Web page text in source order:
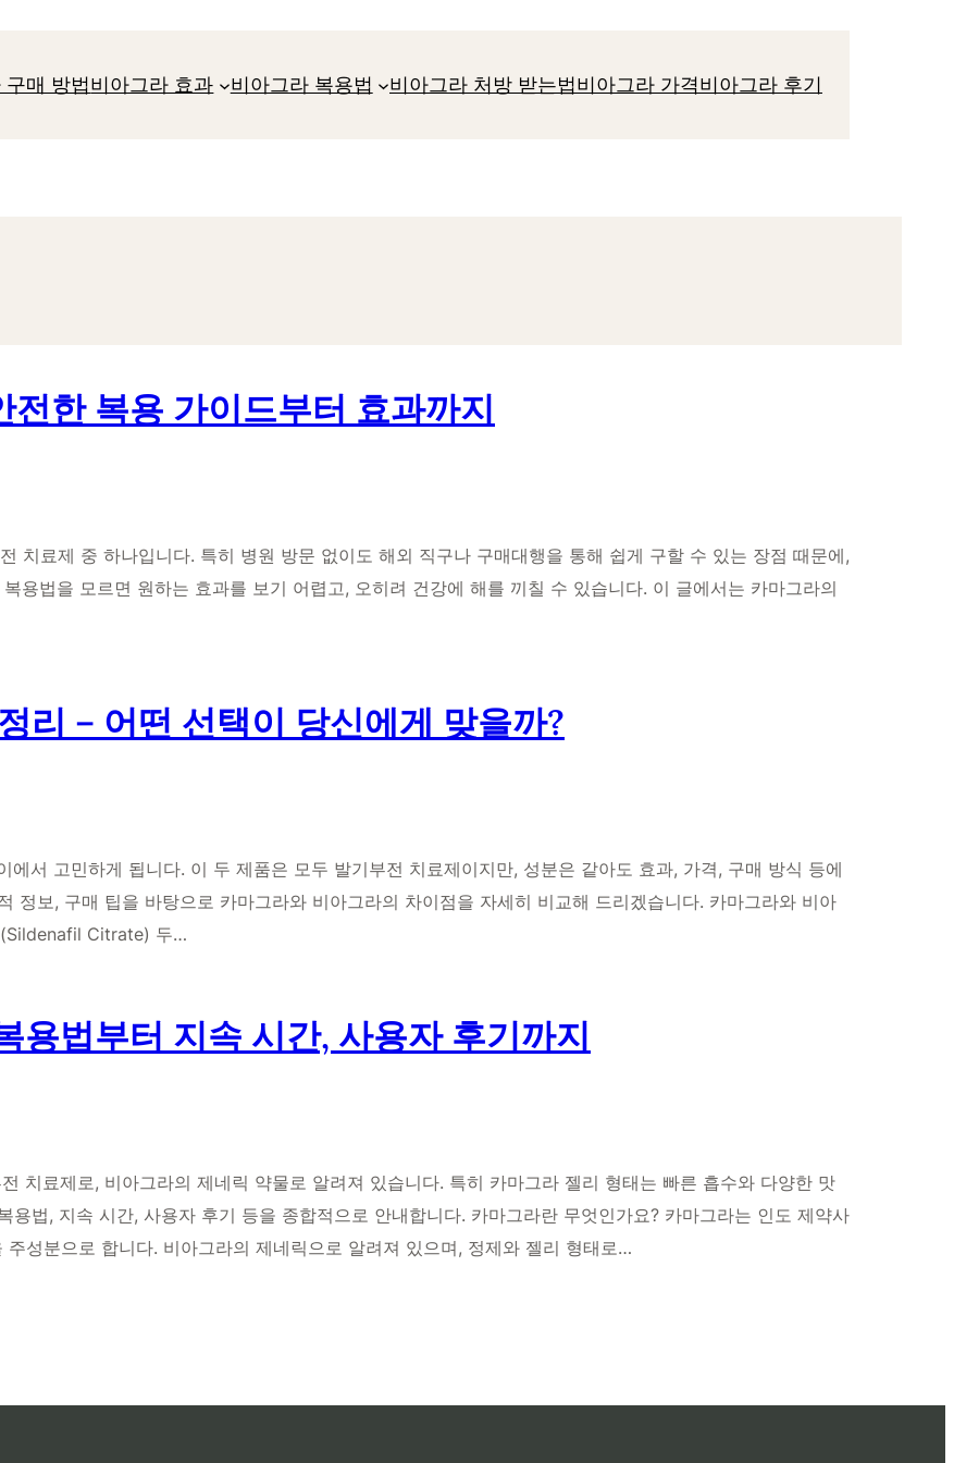
매 방법비아그라 효과 비아그라 복용법 비아그라 처방 받는법비아그라 가격비아그라 후기
한 복용 가이드부터 효과까지
치료제 중 하나입니다. 특히 병원 방문 없이도 해외 직구나 구매대행을 통해 쉽게 구할 수 있는 장점 때문에,
용법을 모르면 원하는 효과를 보기 어렵고, 오히려 건강에 해를 끼칠 수 있습니다. 이 글에서는 카마그라의
리 – 어떤 선택이 당신에게 맞을까?
에서 고민하게 됩니다. 이 두 제품은 모두 발기부전 치료제이지만, 성분은 같아도 효과, 가격, 구매 방식 등에
정보, 구매 팁을 바탕으로 카마그라와 비아그라의 차이점을 자세히 비교해 드리겠습니다. 카마그라와 비아
(Sildenafil Citrate) 두…
용법부터 지속 시간, 사용자 후기까지
치료제로, 비아그라의 제네릭 약물로 알려져 있습니다. 특히 카마그라 젤리 형태는 빠른 흡수와 다양한 맛
법, 지속 시간, 사용자 후기 등을 종합적으로 안내합니다. 카마그라란 무엇인가요? 카마그라는 인도 제약사
성분으로 합니다. 비아그라의 제네릭으로 알려져 있으며, 정제와 젤리 형태로…